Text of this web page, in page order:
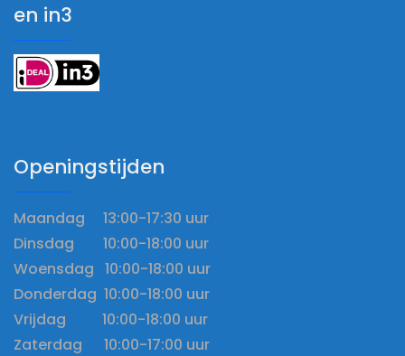
en in3
Openingstijden
Maandag 13:00-17:30 uur
Dinsdag 10:00-18:00 uur
Woensdag 10:00-18:00 uur
Donderdag 10:00-18:00 uur
Vrijdag 10:00-18:00 uur
Zaterdag 10:00-17:00 uur